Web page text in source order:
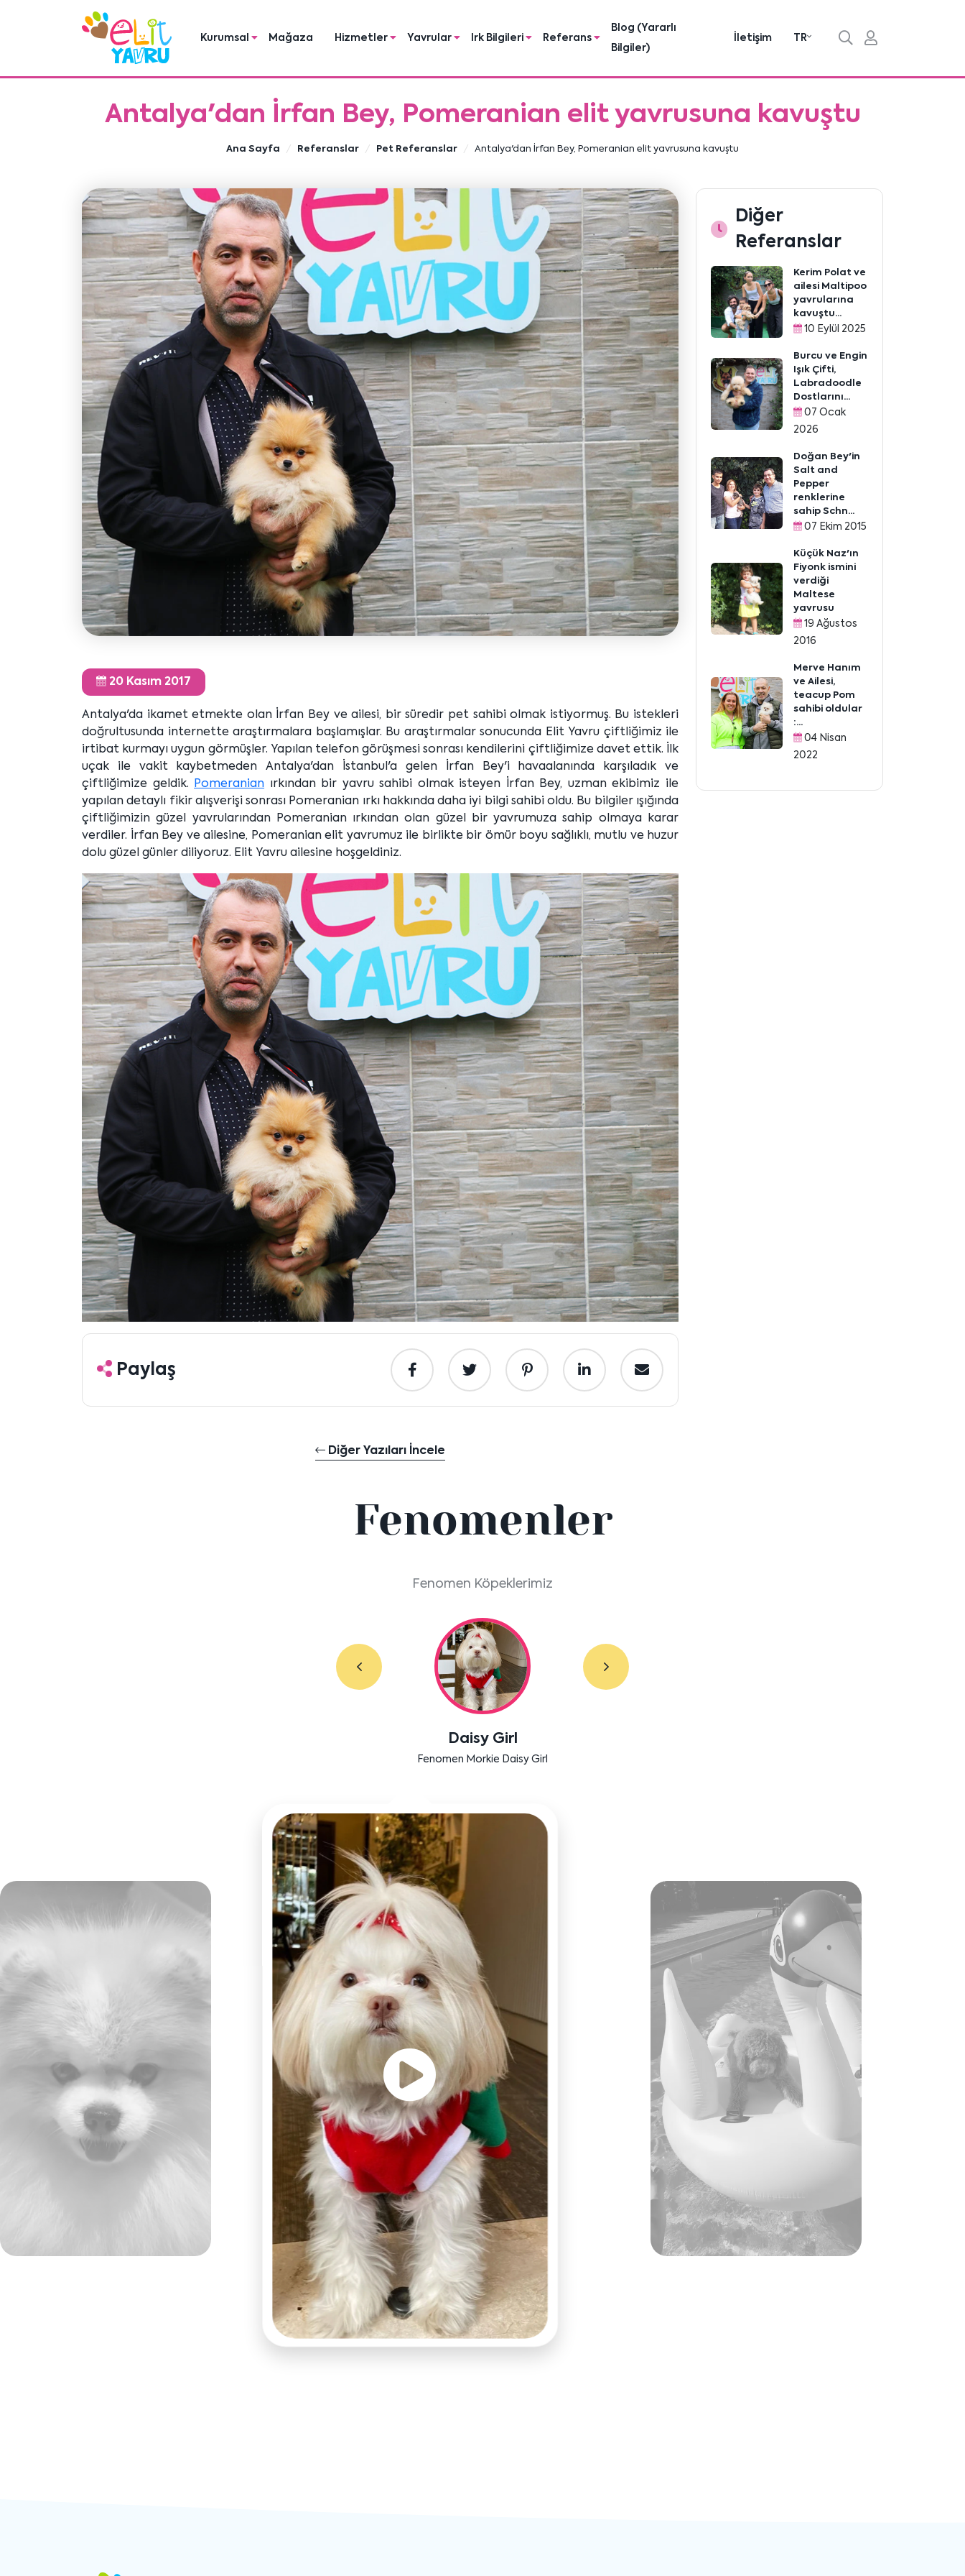
Kurumsal Mağaza Hizmetler Yavrular Irk Bilgileri Referans
Blog (Yararlı
Bilgiler)
İletişim TR
Antalya'dan İrfan Bey, Pomeranian elit yavrusuna kavuştu
Ana Sayfa Referanslar Pet Referanslar Antalya'dan İrfan Bey, Pomeranian elit yavrusuna kavuştu
20 Kasım 2017
Antalya'da ikamet etmekte olan İrfan Bey ve ailesi, bir süredir pet sahibi olmak istiyormuş. Bu istekleri
doğrultusunda internette araştırmalara başlamışlar. Bu araştırmalar sonucunda Elit Yavru çiftliğimiz ile
irtibat kurmayı uygun görmüşler. Yapılan telefon görüşmesi sonrası kendilerini çiftliğimize davet ettik. İlk
uçak ile vakit kaybetmeden Antalya'dan İstanbul'a gelen İrfan Bey'i havaalanında karşıladık ve
çiftliğimize geldik. Pomeranian ırkından bir yavru sahibi olmak isteyen İrfan Bey, uzman ekibimiz ile
yapılan detaylı fikir alışverişi sonrası Pomeranian ırkı hakkında daha iyi bilgi sahibi oldu. Bu bilgiler ışığında
çiftliğimizin güzel yavrularından Pomeranian ırkından olan güzel bir yavrumuza sahip olmaya karar
verdiler. İrfan Bey ve ailesine, Pomeranian elit yavrumuz ile birlikte bir ömür boyu sağlıklı, mutlu ve huzur
dolu güzel günler diliyoruz. Elit Yavru ailesine hoşgeldiniz.
Paylaş
Diğer Yazıları İncele
Diğer
Referanslar
Kerim Polat ve
ailesi Maltipoo
yavrularına
kavuştu...
10 Eylül 2025
Burcu ve Engin
Işık Çifti,
Labradoodle
Dostlarını...
07 Ocak
2026
Doğan Bey'in
Salt and
Pepper
renklerine
sahip Schn...
07 Ekim 2015
Küçük Naz'ın
Fiyonk ismini
verdiği
Maltese
yavrusu
19 Ağustos
2016
Merve Hanım
ve Ailesi,
teacup Pom
sahibi oldular
:...
04 Nisan
2022
Fenomenler
Fenomen Köpeklerimiz
Labradoodle Bruno
Bensu Soral'ın dostu Bruno